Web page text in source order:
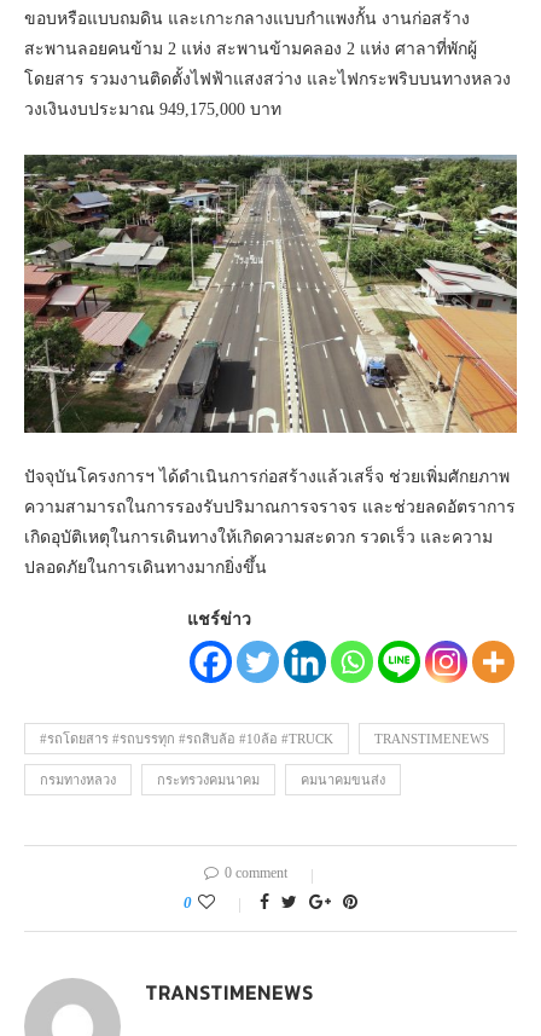
ขอบหรือแบบถมดิน และเกาะกลางแบบกำแพงกั้น งานก่อสร้าง
สะพานลอยคนข้าม 2 แห่ง สะพานข้ามคลอง 2 แห่ง ศาลาที่พักผู้
โดยสาร รวมงานติดตั้งไฟฟ้าแสงสว่าง และไฟกระพริบบนทางหลวง
วงเงินงบประมาณ 949,175,000 บาท
ปัจจุบันโครงการฯ ได้ดำเนินการก่อสร้างแล้วเสร็จ ช่วยเพิ่มศักยภาพ
ความสามารถในการรองรับปริมาณการจราจร และช่วยลดอัตราการ
เกิดอุบัติเหตุในการเดินทางให้เกิดความสะดวก รวดเร็ว และความ
ปลอดภัยในการเดินทางมากยิ่งขึ้น
แชร์ข่าว
#รถโดยสาร #รถบรรทุก #รถสิบล้อ #10ล้อ #TRUCK TRANSTIMENEWS
กรมทางหลวง กระทรวงคมนาคม คมนาคมขนส่ง
0 comment
0
TRANSTIMENEWS